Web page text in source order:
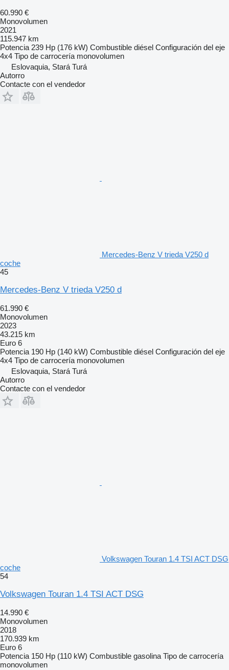
60.990 €
Monovolumen
2021
115.947 km
Potencia 239 Hp (176 kW) Combustible diésel Configuración del eje
4x4 Tipo de carrocería monovolumen
Eslovaquia, Stará Turá
Autorro
Contacte con el vendedor
Mercedes-Benz V trieda V250 d
coche
45
Mercedes-Benz V trieda V250 d
61.990 €
Monovolumen
2023
43.215 km
Euro 6
Potencia 190 Hp (140 kW) Combustible diésel Configuración del eje
4x4 Tipo de carrocería monovolumen
Eslovaquia, Stará Turá
Autorro
Contacte con el vendedor
Volkswagen Touran 1.4 TSI ACT DSG
coche
54
Volkswagen Touran 1.4 TSI ACT DSG
14.990 €
Monovolumen
2018
170.939 km
Euro 6
Potencia 150 Hp (110 kW) Combustible gasolina Tipo de carrocería
monovolumen